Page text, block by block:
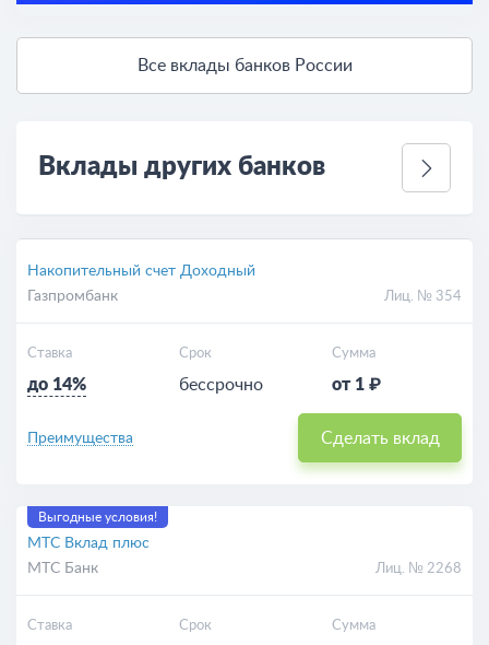
Все вклады банков России
Вклады других банков
Накопительный счет Доходный
Газпромбанк
Лиц. № 354
Ставка
до 14%
Срок
бессрочно
Сумма
от 1 ₽
Преимущества Сделать вклад
Выгодные условия!
МТС Вклад плюс
МТС Банк
Лиц. № 2268
Ставка Срок Сумма